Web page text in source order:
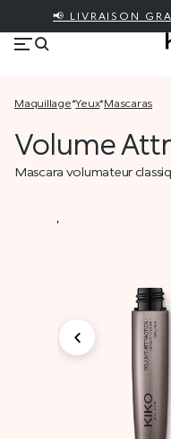
📢 LIVRAISON
maquillage* yeux* mascaras
Volume
Mascara volumateur